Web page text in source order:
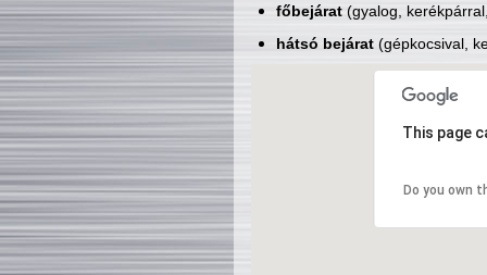
főbejárat(gyalog,
hátsó bejárat(gépkocsival,
This page
Do you own